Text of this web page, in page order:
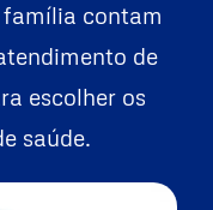
família contam
de
escolher os
saúde.